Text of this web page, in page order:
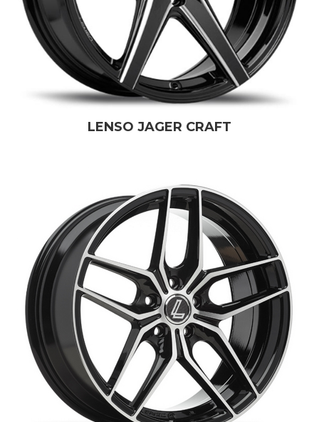
LENSO JAGER CRAFT